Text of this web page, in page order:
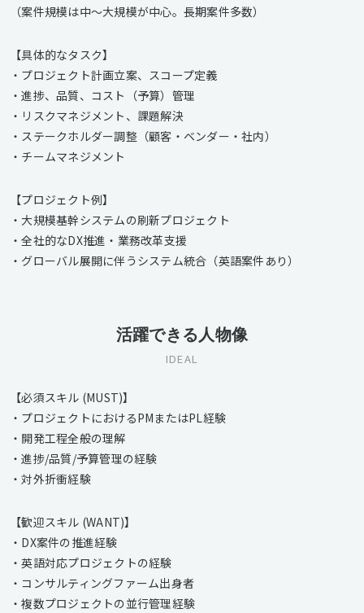
（案件規模は中～大規模が中心。長期案件多数）
【具体的なタスク】
・プロジェクト計画立案、スコープ定義
・進捗、品質、コスト（予算）管理
・リスクマネジメント、課題解決
・ステークホルダー調整（顧客・ベンダー・社内）
・チームマネジメント
【プロジェクト例】
・大規模基幹システムの刷新プロジェクト
・全社的なDX推進・業務改革支援
・グローバル展開に伴うシステム統合（英語案件あり）
活躍できる人物像
IDEAL
【必須スキル (MUST)】
・プロジェクトにおけるPMまたはPL経験
・開発工程全般の理解
・進捗/品質/予算管理の経験
・対外折衝経験
【歓迎スキル (WANT)】
・DX案件の推進経験
・英語対応プロジェクトの経験
・コンサルティングファーム出身者
・複数プロジェクトの並行管理経験